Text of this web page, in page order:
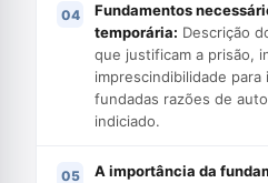
Fundamentos
temporária: Descrição
que justificam a prisão,
imprescindibilidade para
fundadas razões de
indiciado.
A importância da